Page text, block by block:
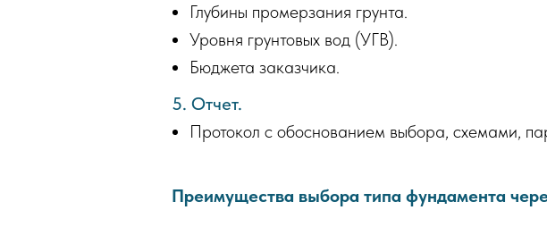
Глубины промерзания грунта.
Уровня грунтовых вод (УГВ).
Бюджета заказчика.
5. Отчет.
Протокол с обоснованием выбора, схемами,
Преимущества выбора типа фундамента